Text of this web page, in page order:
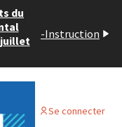
du
juillet
-Instruction
Se connecter